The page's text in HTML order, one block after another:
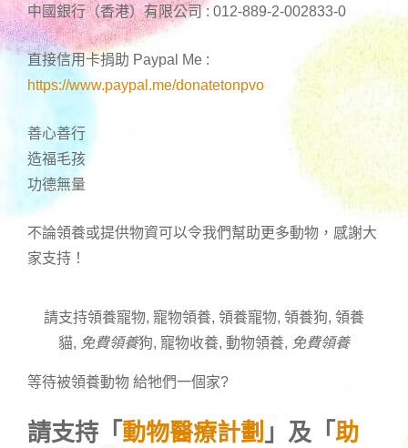
中國銀行（香港）有限公司 : 012-889-2-002833-0
直接信用卡捐助 Paypal Me :
https://www.paypal.me/donatetonpvo
善心善行
造福毛孩
功德無量
不論領養或提供物資可以令我們幫助更多動物，感謝大
家支持！
請支持領養寵物, 寵物領養, 領養寵物, 領養狗, 領養
貓, 免費領養狗, 寵物收養, 動物領養, 免費領養
等待被領養動物 給牠們一個家?
請支持「 動物醫療計劃 」及「 助